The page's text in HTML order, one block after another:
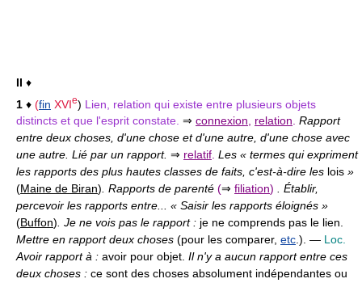
II ♦
1 ♦ (fin XVIe) Lien, relation qui existe entre plusieurs objets
distincts et que l'esprit constate. ⇒ connexion, relation. Rapport
entre deux choses, d'une chose et d'une autre, d'une chose avec
une autre. Lié par un rapport. ⇒ relatif. Les « termes qui expriment
les rapports des plus hautes classes de faits, c'est-à-dire les lois »
(Maine de Biran). Rapports de parenté (⇒ filiation) . Établir,
percevoir les rapports entre... « Saisir les rapports éloignés »
(Buffon). Je ne vois pas le rapport : je ne comprends pas le lien.
Mettre en rapport deux choses (pour les comparer, etc.). — Loc.
Avoir rapport à : avoir pour objet. Il n'y a aucun rapport entre ces
deux choses : ce sont des choses absolument indépendantes ou